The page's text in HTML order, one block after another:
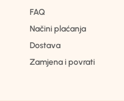
FAQ
Načini plaćanja
Dostava
Zamjena i povrati